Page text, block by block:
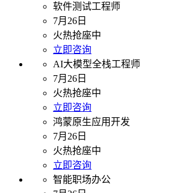
软件测试工程师
7月26日
火热抢座中
立即咨询
AI大模型全栈工程师
7月26日
火热抢座中
立即咨询
鸿蒙原生应用开发
7月26日
火热抢座中
立即咨询
智能职场办公